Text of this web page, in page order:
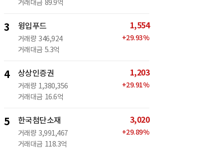
거래대금 89.9억
3 윙입푸드
거래량 346,924
거래대금 5.3억
1,554
+29.93%
4 상상인증권
거래량 1,380,356
거래대금 16.6억
1,203
+29.91%
5 한국첨단소재
거래량 3,991,467
거래대금 118.3억
3,020
+29.89%